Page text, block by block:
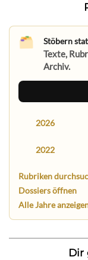
Stöbern
Texte,
Archiv.
2026
2022
Rubriken
Dossiers öffnen
Alle Jahre
Dir